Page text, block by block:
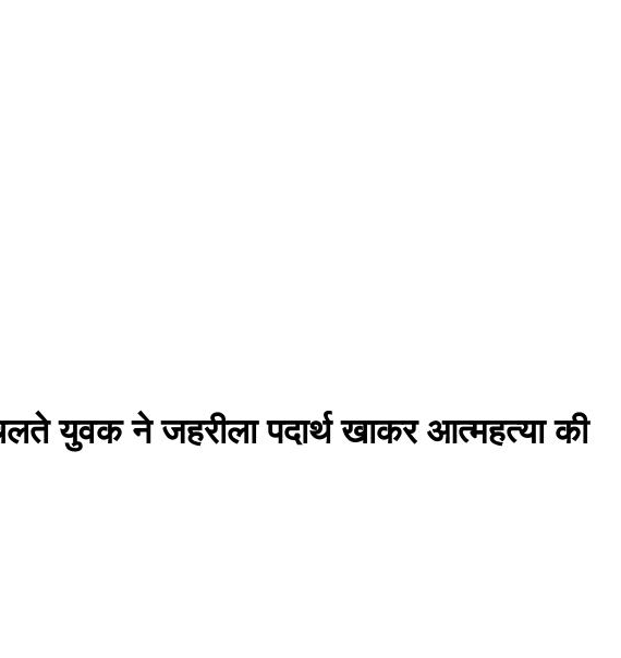
युवक ने जहरीला पदार्थ खाकर आत्महत्या की